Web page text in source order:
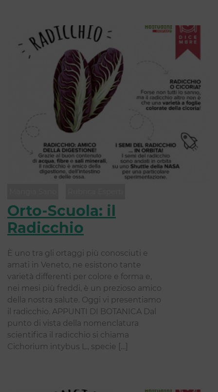
Orto-Scuola: il
Radicchio
È uno tra gli ortaggi più conosciuti e
amati in Veneto, ne esistono tante
varietà differenti per colore e forma e,
nei mesi più freddi, è un prezioso amico
della nostra salute. Oggi vi presentiamo
il radicchio. APPUNTI DI BOTANICA Dal
punto di vista della nomenclatura
scientifica il radicchio si chiama
Cichorium intybus L., specie […]